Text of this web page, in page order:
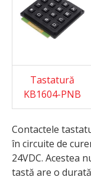
Tastatură
KB1604-PNB
Contactele
în circuite de
24VDC. Acestea
tastă are o